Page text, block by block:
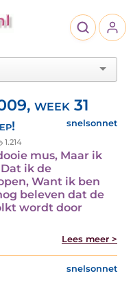
week 31
snelsonnet
1.214
mus, Maar ik
ik de
Want ik ben
beleven dat de
wordt door
Lees meer >
snelsonnet